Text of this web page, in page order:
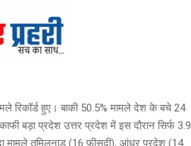
रिकॉर्ड हुए। बाकी 50.5% मामले देश के बचे 24
बड़ा प्रदेश उत्तर प्रदेश में इस दौरान सिर्फ 3.9
मामले तमिलनाडु (16 फीसदी), आंध्र प्रदेश (14